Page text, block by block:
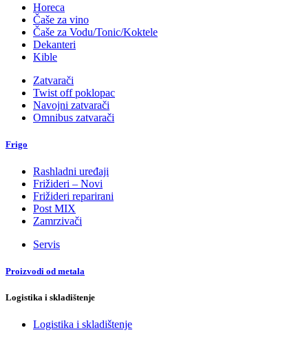
Horeca
Čaše za vino
Čaše za Vodu/Tonic/Koktele
Dekanteri
Kible
Zatvarači
Twist off poklopac
Navojni zatvarači
Omnibus zatvarači
Frigo
Rashladni uređaji
Frižideri – Novi
Frižideri reparirani
Post MIX
Zamrzivači
Servis
Proizvodi od metala
Logistika i skladištenje
Logistika i skladištenje